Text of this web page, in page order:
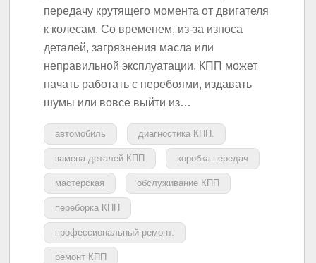
передачу крутящего момента от двигателя
к колесам. Со временем, из-за износа
деталей, загрязнения масла или
неправильной эксплуатации, КПП может
начать работать с перебоями, издавать
шумы или вовсе выйти из…
автомобиль диагностика КПП.
замена деталей КПП коробка передач
мастерская обслуживание КПП
переборка КПП
профессиональный ремонт.
ремонт КПП